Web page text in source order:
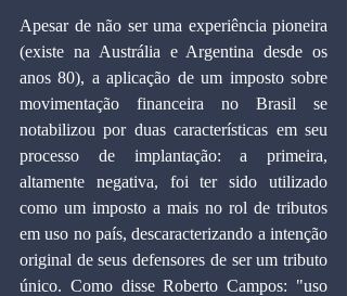
Apesar de não ser uma experiência pioneira
(existe na Austrália e Argentina desde os
anos 80), a aplicação de um imposto sobre
movimentação financeira no Brasil se
notabilizou por duas características em seu
processo de implantação: a primeira,
altamente negativa, foi ter sido utilizado
como um imposto a mais no rol de tributos
em uso no país, descaracterizando a intenção
original de seus defensores de ser um tributo
único. Como disse Roberto Campos: "uso